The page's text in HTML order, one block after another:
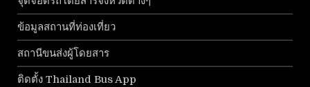
ข้อมูลสถานที่ท่องเที่ยว
สถานีขนส่งผู้โดยสาร
ติดตั้ง Thailand Bus App